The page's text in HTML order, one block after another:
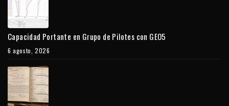
Capacidad Portante en Grupo de Pilotes con GEO5
6 agosto, 2026